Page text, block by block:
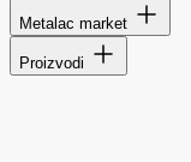
Metalac market
Proizvodi